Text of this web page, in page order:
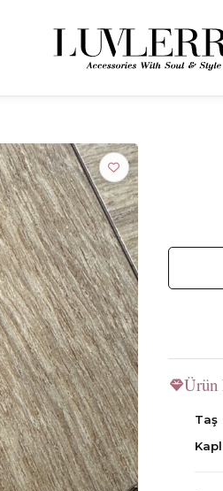
Luvlerry Dünyasına
ve özel kampanyalardan
ABONE OL
Taş